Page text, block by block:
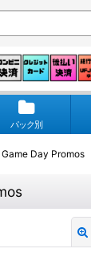
パック別
Game Day Promos